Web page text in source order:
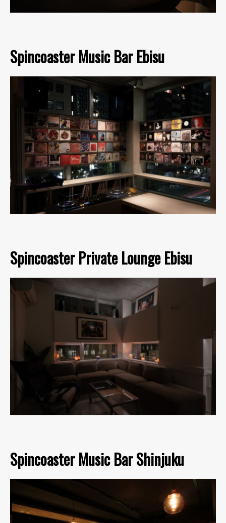
Spincoaster Music Bar Ebisu
Spincoaster Private Lounge Ebisu
Spincoaster Music Bar Shinjuku